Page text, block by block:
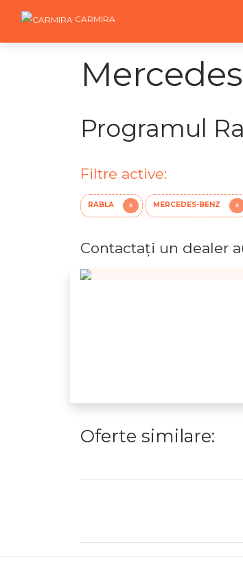
CARMIRA
Programul
Filtre active:
RABLA X MERCEDES-BENZ X
Contactaţi un dealer
Oferte similare: